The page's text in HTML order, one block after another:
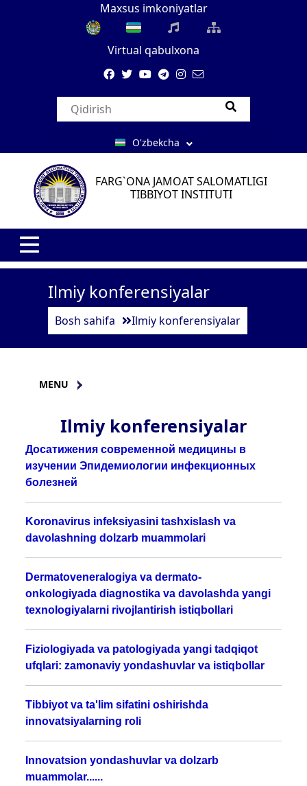
Maxsus imkoniyatlar
Virtual qabulxona
O'zbekcha
FARG`ONA JAMOAT SALOMATLIGI
TIBBIYOT INSTITUTI
Ilmiy konferensiyalar
Bosh sahifa Ilmiy konferensiyalar
MENU
Ilmiy konferensiyalar
Досaтижения современной медицины в
изучении Эпидемиологии инфекционных
болезней
Koronavirus infeksiyasini tashxislash va
davolashning dolzarb muammolari
Dermatoveneralogiya va dermato-
onkologiyada diagnostika va davolashda yangi
texnologiyalarni rivojlantirish istiqbollari
Fiziologiyada va patologiyada yangi tadqiqot
ufqlari: zamonaviy yondashuvlar va istiqbollar
Tibbiyot va ta'lim sifatini oshirishda
innovatsiyalarning roli
Innovatsion yondashuvlar va dolzarb
muammolar......